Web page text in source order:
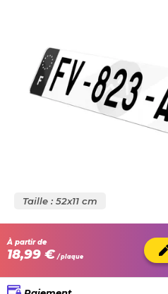
Taille : 52x11 cm
À partir de
18,99 € / plaque